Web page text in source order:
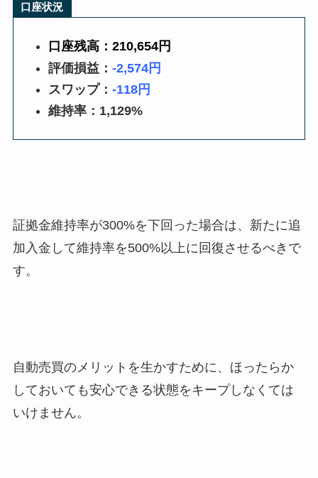
口座状況
口座残高：210,654円
評価損益：-2,574円
スワップ：-118円
維持率：1,129%
証拠金維持率が300%を下回った場合は、新たに追
加入金して維持率を500%以上に回復させるべきで
す。
自動売買のメリットを生かすために、ほったらか
しておいても安心できる状態をキープしなくては
いけません。